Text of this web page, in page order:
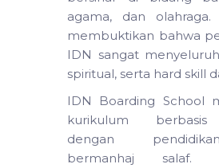
agama, dan olahraga.
membuktikan bahwa
IDN sangat
spiritual, serta hard skill
IDN Boarding School
kurikulum
dengan
bermanhaj salaf.